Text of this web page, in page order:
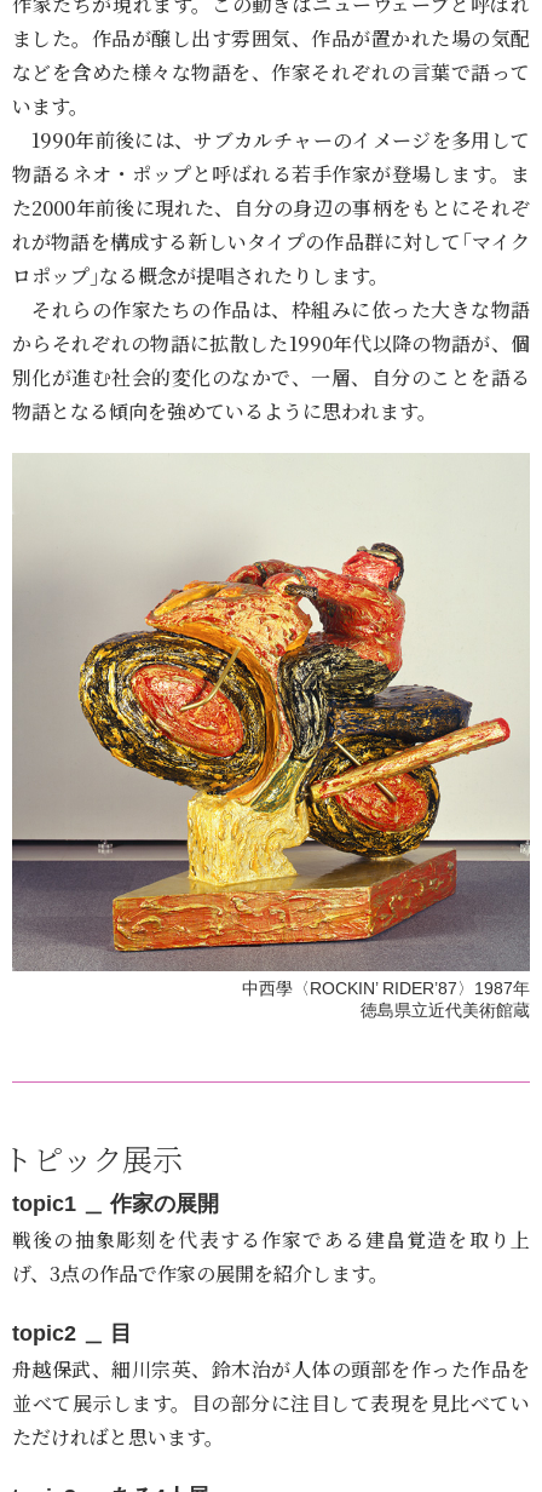
ました。作品が醸し出す雰囲気、作品が置かれた場の気配
などを含めた様々な物語を、作家それぞれの言葉で語って
います。
1990年前後には、サブカルチャーのイメージを多用して
物語るネオ・ポップと呼ばれる若手作家が登場します。ま
た2000年前後に現れた、自分の身辺の事柄をもとにそれぞ
れが物語を構成する新しいタイプの作品群に対して｢マイク
ロポップ｣なる概念が提唱されたりします。
それらの作家たちの作品は、枠組みに依った大きな物語
からそれぞれの物語に拡散した1990年代以降の物語が、個
別化が進む社会的変化のなかで、一層、自分のことを語る
物語となる傾向を強めているように思われます。
中西學〈ROCKIN’ RIDER’87〉1987年
徳島県立近代美術館蔵
トピック展示
topic1 ＿ 作家の展開
戦後の抽象彫刻を代表する作家である建畠覚造を取り上
げ、3点の作品で作家の展開を紹介します。
topic2 ＿ 目
舟越保武、細川宗英、鈴木治が人体の頭部を作った作品を
並べて展示します。目の部分に注目して表現を見比べてい
ただければと思います。